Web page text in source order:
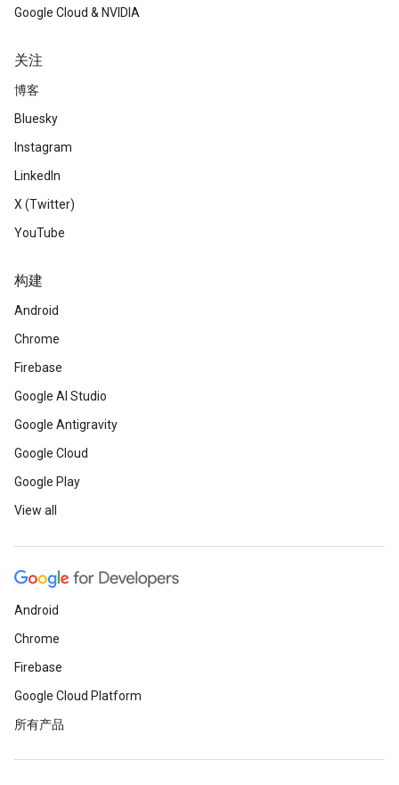
Google Cloud & NVIDIA
关注
博客
Bluesky
Instagram
LinkedIn
X (Twitter)
YouTube
构建
Android
Chrome
Firebase
Google AI Studio
Google Antigravity
Google Cloud
Google Play
View all
Android
Chrome
Firebase
Google Cloud Platform
所有产品